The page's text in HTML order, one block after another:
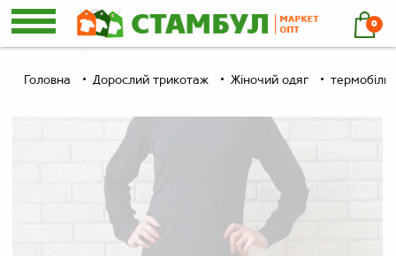
0
Головна Дорослий трикотаж Жіночий одяг